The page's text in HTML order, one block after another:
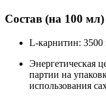
Состав (на 100 мл)
L-карнитин: 3500
Энергетическая
партии на
использования